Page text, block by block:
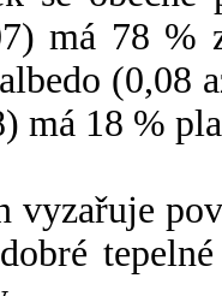
má 78 %
(0,08
má 18 %
vyzařuje